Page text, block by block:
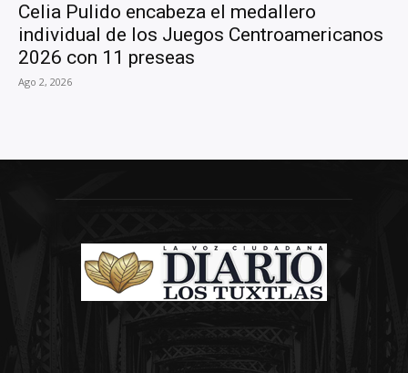
Celia Pulido encabeza el medallero
individual de los Juegos Centroamericanos
2026 con 11 preseas
Ago 2, 2026